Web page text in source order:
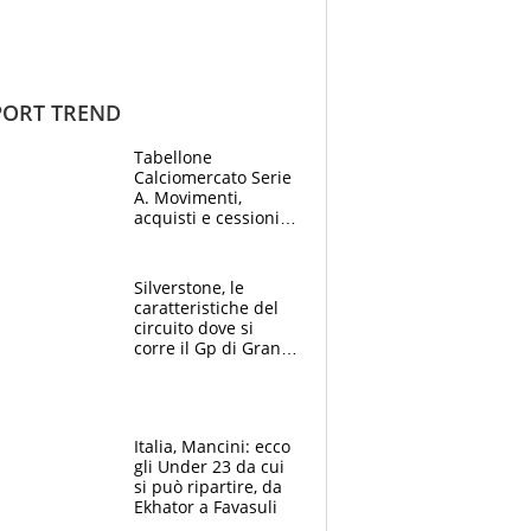
TREND
Tabellone
Calciomercato Serie
A. Movimenti,
acquisti e cessioni:
Silverstone, le
caratteristiche del
circuito dove si
corre il Gp di Gran
Italia, Mancini: ecco
gli Under 23 da cui
si può ripartire, da
Ekhator a Favasuli